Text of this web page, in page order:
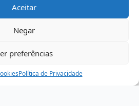
Aceitar
Negar
preferências
Política de Privacidade
criativa
Ajuda Minha Conta